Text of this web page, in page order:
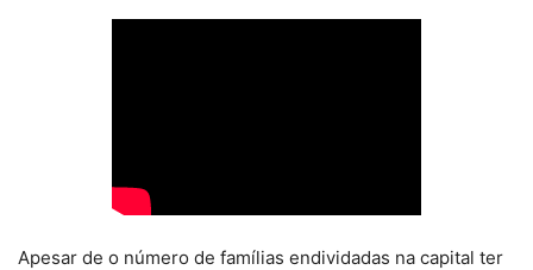
Apesar de o número de famílias endividadas na capital ter